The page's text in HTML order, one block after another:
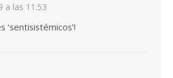
a las 11:53
‘sentisistémicos’!